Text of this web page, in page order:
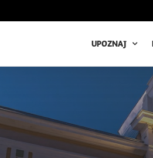
UPOZNAJ